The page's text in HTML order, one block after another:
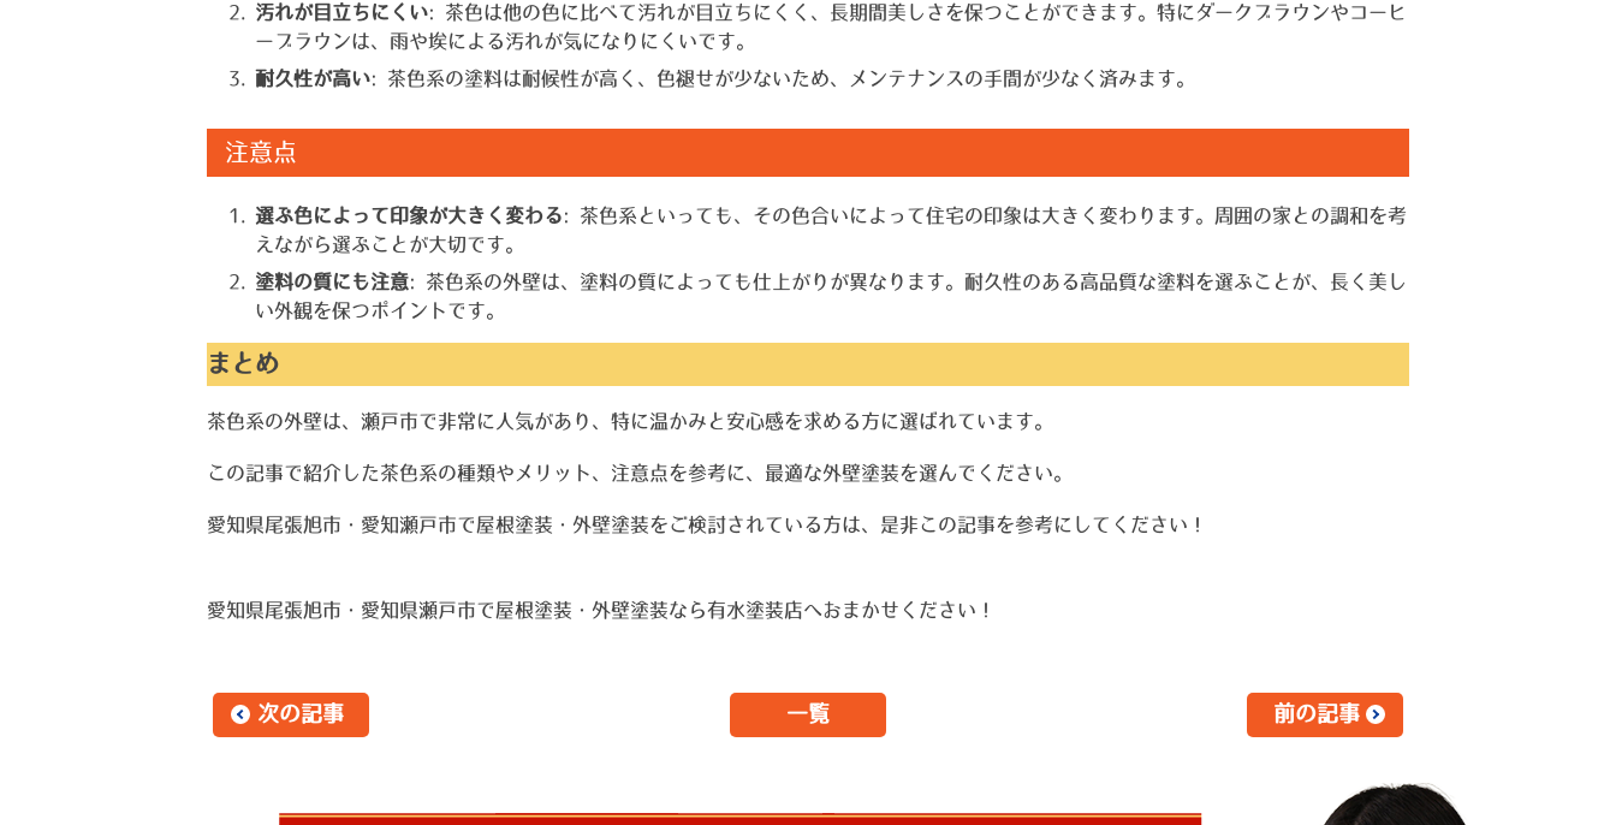
汚れが目立ちにくい: 茶色は他の色に比べて汚れが目立ちにくく、長期間美しさを保つことができます。特にダークブラウンやコーヒ
ーブラウンは、雨や埃による汚れが気になりにくいです。
耐久性が高い: 茶色系の塗料は耐候性が高く、色褪せが少ないため、メンテナンスの手間が少なく済みます。
注意点
選ぶ色によって印象が大きく変わる: 茶色系といっても、その色合いによって住宅の印象は大きく変わります。周囲の家との調和を考
えながら選ぶことが大切です。
塗料の質にも注意: 茶色系の外壁は、塗料の質によっても仕上がりが異なります。耐久性のある高品質な塗料を選ぶことが、長く美し
い外観を保つポイントです。
まとめ
茶色系の外壁は、瀬戸市で非常に人気があり、特に温かみと安心感を求める方に選ばれています。
この記事で紹介した茶色系の種類やメリット、注意点を参考に、最適な外壁塗装を選んでください。
愛知県尾張旭市・愛知瀬戸市で屋根塗装・外壁塗装をご検討されている方は、是非この記事を参考にしてください！
愛知県尾張旭市・愛知県瀬戸市で屋根塗装・外壁塗装なら有水塗装店へおまかせください！
次の記事 一覧 前の記事